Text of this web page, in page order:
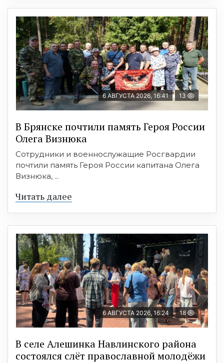
6 АВГУСТА 2026, 16:41 13
В Брянске почтили память Героя России
Олега Визнюка
Сотрудники и военнослужащие Росгвардии
почтили память Героя России капитана Олега
Визнюка, ...
Читать далее
6 АВГУСТА 2026, 16:24 18
В селе Алешинка Навлинского района
состоялся слёт православной молодёжи